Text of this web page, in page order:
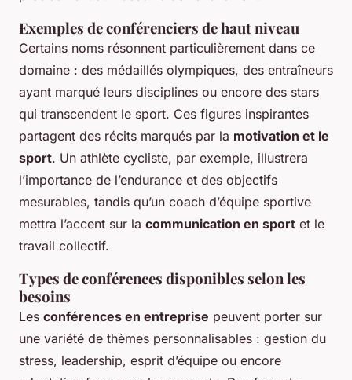
Exemples de conférenciers de haut niveau
Certains noms résonnent particulièrement dans ce
domaine : des médaillés olympiques, des entraîneurs
ayant marqué leurs disciplines ou encore des stars
qui transcendent le sport. Ces figures inspirantes
partagent des récits marqués par la motivation et le
sport. Un athlète cycliste, par exemple, illustrera
l’importance de l’endurance et des objectifs
mesurables, tandis qu’un coach d’équipe sportive
mettra l’accent sur la communication en sport et le
travail collectif.
Types de conférences disponibles selon les
besoins
Les conférences en entreprise peuvent porter sur
une variété de thèmes personnalisables : gestion du
stress, leadership, esprit d’équipe ou encore